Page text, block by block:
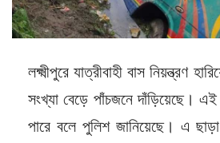
লক্ষ্মীপুরে যাত্রীবাহী বাস নিয়ন্ত্রণ
সংখ্যা বেড়ে পাঁচজনে দাঁড়িয়েছে।
পারে বলে পুলিশ জানিয়েছে। এ